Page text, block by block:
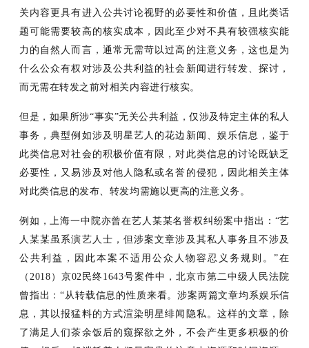
关内容更具有进入公共讨论视野的必要性和价值，且此类话
题可能需要较高的核实成本，因此至少对不具有较强核实能
力的自然人而言，通常无需苛以过高的注意义务，这也是为
什么公众有权对涉及公共利益的社会新闻进行转发、探讨，
而无需在转发之前对相关内容进行核实。
但是，如果所涉“事实”无关公共利益，仅涉及特定主体的私人
事务，典型例如涉及明星艺人的花边新闻、娱乐信息，鉴于
此类信息对社会的积极价值有限，对此类信息的讨论既缺乏
必要性，又易涉及对他人隐私或名誉的侵犯，因此相关主体
对此类信息的发布、转发均需施以更高的注意义务。
例如，上海一中院亦曾在艺人某某名誉权纠纷案中指出： “艺
人某某虽系演艺人士，但涉案文章涉及其私人事务且不涉及
公共利益，因此本案不适用公众人物容忍义务规则。”在
（2018）京02民终1643号案件中，北京市第二中级人民法院
曾指出：“从转载信息的性质来看。涉案两篇文章均系娱乐信
息，其以报猛料的方式渲染明星绯闻隐私。这样的文章，除
了满足人们茶余饭后的窥探欲之外，不会产生更多积极的价